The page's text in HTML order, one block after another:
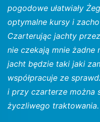
pogodowe ułatwiały
optymalne kursy i
Czarterując jachty
nie czekają mnie żadne
jacht będzie taki jaki
współpracuje ze
i przy czarterze można
życzliwego traktowania.